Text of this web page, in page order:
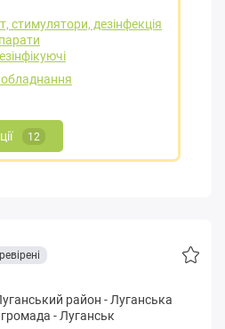
стимулятори, дезінфекція
обладнання
12
район - Лугaнськa
громада - Луганськ